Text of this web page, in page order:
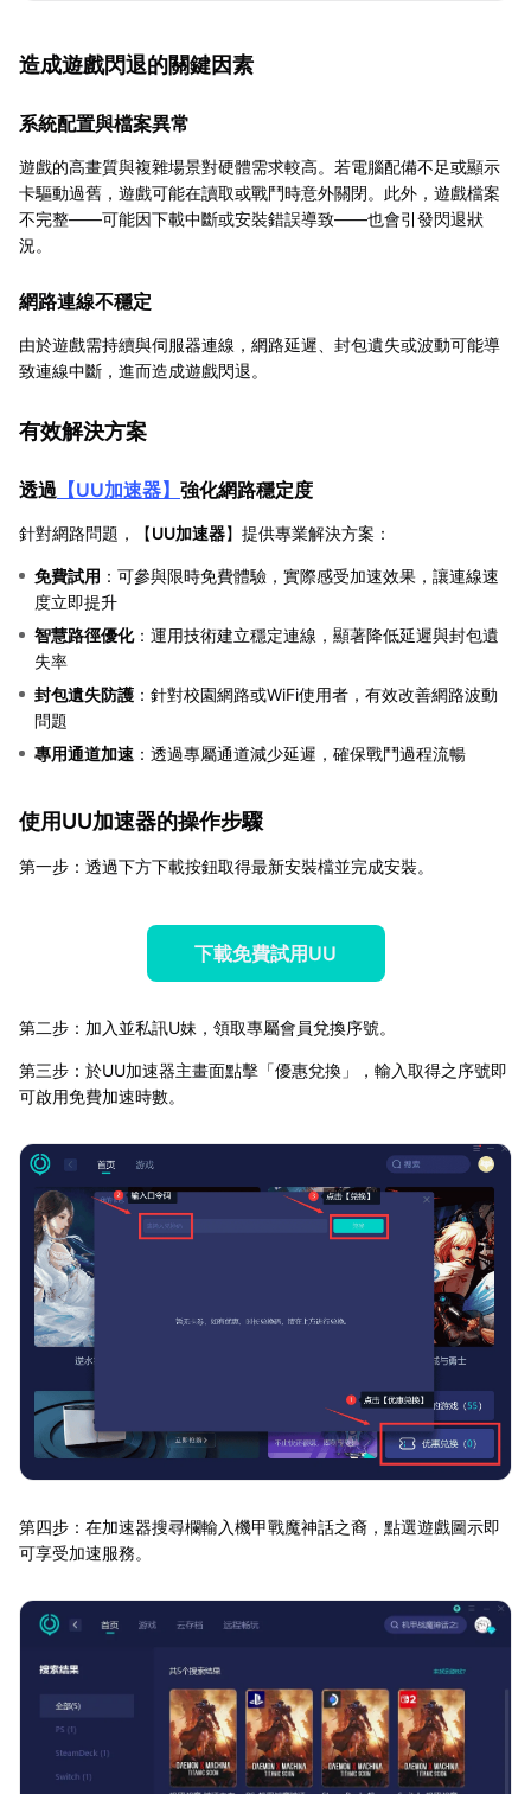
造成遊戲閃退的關鍵因素
系統配置與檔案異常
遊戲的高畫質與複雜場景對硬體需求較高。若電腦配備不足或顯示
卡驅動過舊，遊戲可能在讀取或戰鬥時意外關閉。此外，遊戲檔案
不完整——可能因下載中斷或安裝錯誤導致——也會引發閃退狀
況。
網路連線不穩定
由於遊戲需持續與伺服器連線，網路延遲、封包遺失或波動可能導
致連線中斷，進而造成遊戲閃退。
有效解決方案
透過 【UU加速器】 強化網路穩定度
針對網路問題，【UU加速器】提供專業解決方案：
免費試用 ：可參與限時免費體驗，實際感受加速效果，讓連線速
度立即提升
智慧路徑優化：運用技術建立穩定連線，顯著降低延遲與封包遺
失率
封包遺失防護 ：針對校園網路或WiFi使用者，有效改善網路波動
問題
專用通道加速 ：透過專屬通道減少延遲，確保戰鬥過程流暢
使用UU加速器的操作步驟
第一步：透過下方下載按鈕取得最新安裝檔並完成安裝。
下載免費試用UU
第二步：加入並私訊U妹，領取專屬會員兌換序號。
第三步：於UU加速器主畫面點擊「優惠兌換」，輸入取得之序號即
可啟用免費加速時數。
第四步：在加速器搜尋欄輸入機甲戰魔神話之裔，點選遊戲圖示即
可享受加速服務。